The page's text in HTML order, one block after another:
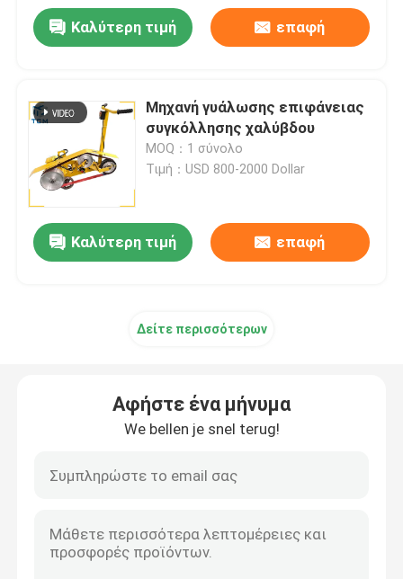
Προϊόντα
Σχετικά με εμάς
Επισκέψεις στο εργοστάσιο
Επικοινωνήστε μαζί μας
Καλύτερη τιμή επαφή
Μηχανή γυάλωσης επιφάνειας
συγκόλλησης χαλύβδου
MOQ：1 σύνολο
Τιμή：USD 800-2000 Dollar
Καλύτερη τιμή επαφή
Δείτε περισσότερων
Αφήστε ένα μήνυμα
We bellen je snel terug!